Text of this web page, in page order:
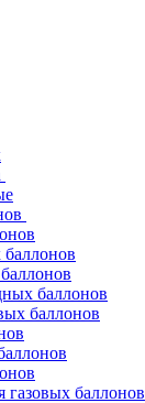
баллонов
баллонов
газовых баллонов